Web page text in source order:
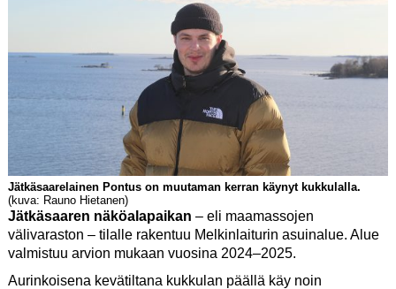
Jätkäsaarelainen Pontus on muutaman kerran käynyt kukkulalla.
(kuva: Rauno Hietanen)
Jätkäsaaren näköalapaikan – eli maamassojen
välivaraston – tilalle rakentuu Melkinlaiturin asuinalue. Alue
valmistuu arvion mukaan vuosina 2024–2025.
Aurinkoisena kevätiltana kukkulan päällä käy noin